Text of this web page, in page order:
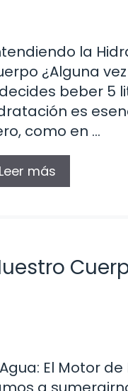
la
¿Alguna
beber 5
es
como en …
Leer más
El Motor